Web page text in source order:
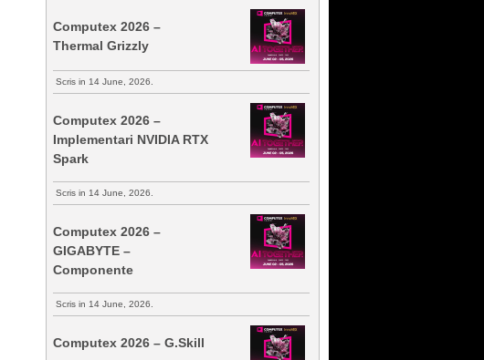
Computex 2026 –
Thermal Grizzly
Scris in 14 June, 2026.
Computex 2026 –
Implementari NVIDIA RTX
Spark
Scris in 14 June, 2026.
Computex 2026 –
GIGABYTE –
Componente
Scris in 14 June, 2026.
Computex 2026 – G.Skill